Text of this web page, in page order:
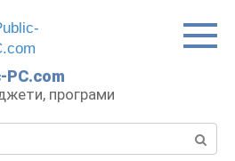
PC.com
програми